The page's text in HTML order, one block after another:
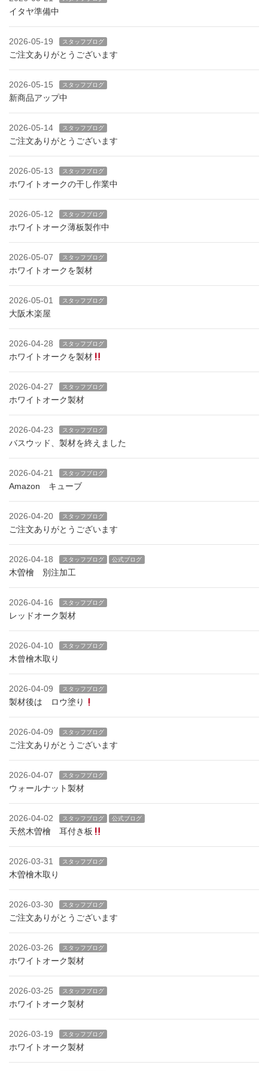
イタヤ準備中
2026-05-19 スタッフブログ
ご注文ありがとうございます
2026-05-15 スタッフブログ
新商品アップ中
2026-05-14 スタッフブログ
ご注文ありがとうございます
2026-05-13 スタッフブログ
ホワイトオークの干し作業中
2026-05-12 スタッフブログ
ホワイトオーク薄板製作中
2026-05-07 スタッフブログ
ホワイトオークを製材
2026-05-01 スタッフブログ
大阪木楽屋
2026-04-28 スタッフブログ
ホワイトオークを製材
2026-04-27 スタッフブログ
ホワイトオーク製材
2026-04-23 スタッフブログ
バスウッド、製材を終えました
2026-04-21 スタッフブログ
Amazon キューブ
2026-04-20 スタッフブログ
ご注文ありがとうございます
2026-04-18 スタッフブログ 公式ブログ
木曽檜 別注加工
2026-04-16 スタッフブログ
レッドオーク製材
2026-04-10 スタッフブログ
木曾檜木取り
2026-04-09 スタッフブログ
製材後は ロウ塗り
2026-04-09 スタッフブログ
ご注文ありがとうございます
2026-04-07 スタッフブログ
ウォールナット製材
2026-04-02 スタッフブログ 公式ブログ
天然木曽檜 耳付き板
2026-03-31 スタッフブログ
木曽檜木取り
2026-03-30 スタッフブログ
ご注文ありがとうございます
2026-03-26 スタッフブログ
ホワイトオーク製材
2026-03-25 スタッフブログ
ホワイトオーク製材
2026-03-19 スタッフブログ
ホワイトオーク製材